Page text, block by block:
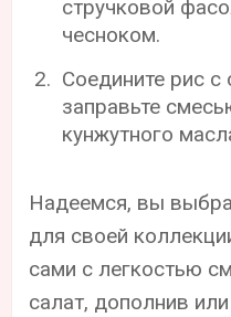
стручковой
чесноком.
Соедините рис
заправьте
кунжутного
Надеемся, вы
для своей
сами с легкостью
салат, дополнив